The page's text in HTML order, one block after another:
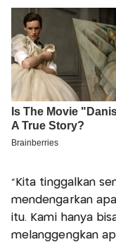
"Kita tinggalkan
mendengarkan
itu. Kami hanya
melanggengkan